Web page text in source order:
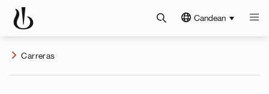
Candean
Carreras